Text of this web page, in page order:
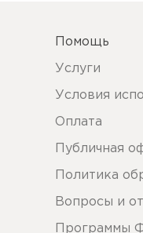
Помощь
Услуги
Условия
Оплата
Публичная
Политика
Вопросы и
Программы